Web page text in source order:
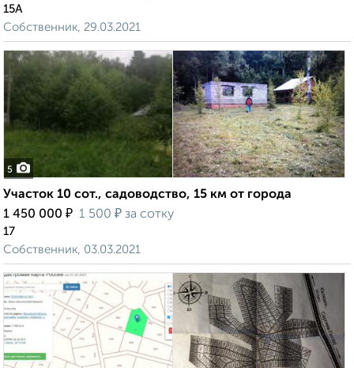
15А
Собственник, 29.03.2021
5
Участок 10 сот., садоводство, 15 км от города
1 450 000 ₽ 1 500 ₽ за сотку
17
Собственник, 03.03.2021